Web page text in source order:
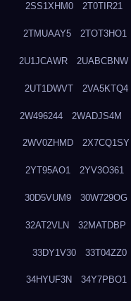
2SS1XHM0 2T0TIR21
2TMUAAY5 2TOT3HO1
2U1JCAWR 2UABCBNW
2UT1DWVT 2VA5KTQ4
2W496244 2WADJS4M
2WV0ZHMD 2X7CQ1SY
2YT95AO1 2YV3O361
30D5VUM9 30W729OG
32AT2VLN 32MATDBP
33DY1V30 33T04ZZ0
34HYUF3N 34Y7PBO1